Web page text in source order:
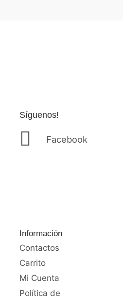
Síguenos!
Facebook
Información
Contactos
Carrito
Mi Cuenta
Política de